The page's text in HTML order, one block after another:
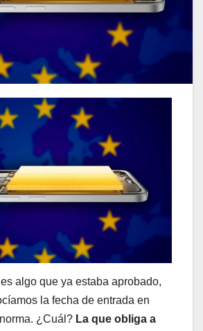
algo que ya estaba aprobado,
la fecha de entrada en
¿Cuál? La que obliga a